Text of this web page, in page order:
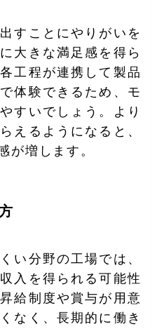
すことにやりがいを
大きな満足感を得ら
工程が連携して製品
体験できるため、モ
すいでしょう。より
えるようになると、
が増します。
い分野の工場では、
入を得られる可能性
給制度や賞与が用意
なく、長期的に働き